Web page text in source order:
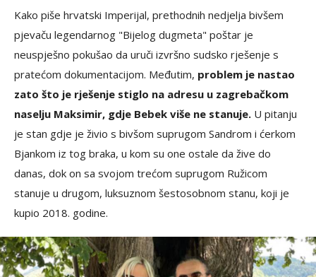
Kako piše hrvatski Imperijal, prethodnih nedjelja bivšem
pjevaču legendarnog "Bijelog dugmeta" poštar je
neuspješno pokušao da uruči izvršno sudsko rješenje s
pratećom dokumentacijom. Međutim, problem je nastao
zato što je rješenje stiglo na adresu u zagrebačkom
naselju Maksimir, gdje Bebek više ne stanuje. U pitanju
je stan gdje je živio s bivšom suprugom Sandrom i ćerkom
Bjankom iz tog braka, u kom su one ostale da žive do
danas, dok on sa svojom trećom suprugom Ružicom
stanuje u drugom, luksuznom šestosobnom stanu, koji je
kupio 2018. godine.